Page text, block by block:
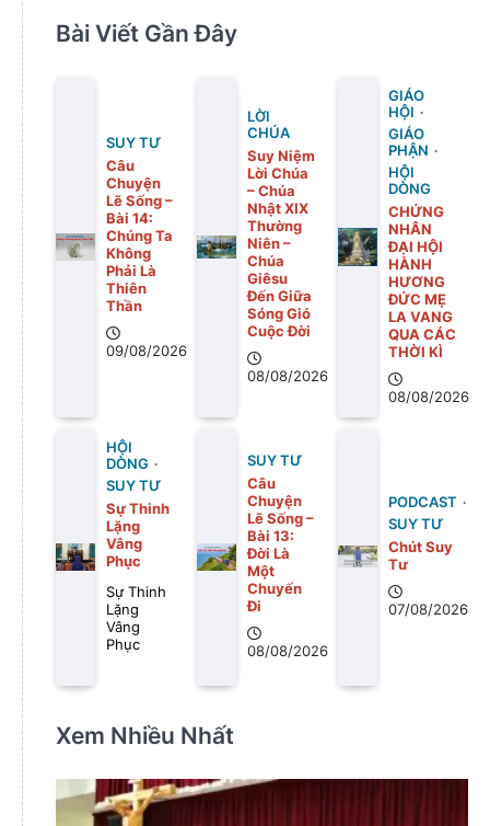
Bài Viết Gần Đây
SUY TƯ
Câu
Chuyện
Lẽ Sống –
Bài 14:
Chúng Ta
Không
Phải Là
Thiên
Thần
09/08/2026
LỜI
CHÚA
Suy Niệm
Lời Chúa
– Chúa
Nhật XIX
Thường
Niên –
Chúa
Giêsu
Đến Giữa
Sóng Gió
Cuộc Đời
08/08/2026
GIÁO
HỘI
GIÁO
PHẬN
HỘI
DÒNG
CHỨNG
NHÂN
ĐẠI HỘI
HÀNH
HƯƠNG
ĐỨC MẸ
LA VANG
QUA CÁC
THỜI KÌ
08/08/2026
HỘI
DÒNG
SUY TƯ
Sự Thinh
Lặng
Vâng
Phục
Sự Thinh
Lặng
Vâng
Phục
SUY TƯ
Câu
Chuyện
Lẽ Sống –
Bài 13:
Ðời Là
Một
Chuyến
Ði
08/08/2026
PODCAST
SUY TƯ
Chút Suy
Tư
07/08/2026
Xem Nhiều Nhất